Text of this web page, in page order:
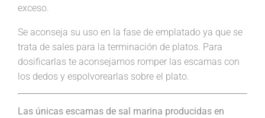
exceso.
Se aconseja su uso en la fase de emplatado ya que se
trata de sales para la terminación de platos. Para
dosificarlas te aconsejamos romper las escamas con
los dedos y espolvorearlas sobre el plato.
Las únicas escamas de sal marina producidas en